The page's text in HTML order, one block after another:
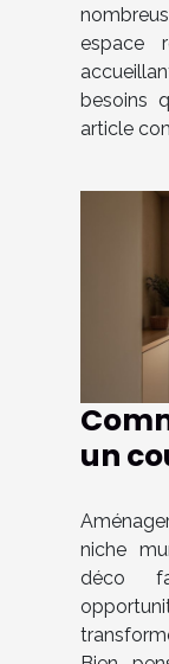
espace
besoins
article
un
niche
déco